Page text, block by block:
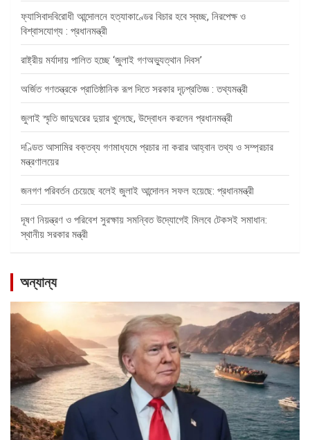
ফ্যাসিবাদবিরোধী আন্দোলনে হত্যাকাণ্ডের বিচার হবে স্বচ্ছ, নিরপেক্ষ ও
বিশ্বাসযোগ্য : প্রধানমন্ত্রী
রাষ্ট্রীয় মর্যাদায় পালিত হচ্ছে ‘জুলাই গণঅভ্যুত্থান দিবস’
অর্জিত গণতন্ত্রকে প্রাতিষ্ঠানিক রূপ দিতে সরকার দৃঢ়প্রতিজ্ঞ : তথ্যমন্ত্রী
জুলাই স্মৃতি জাদুঘরের দুয়ার খুলেছে, উদ্বোধন করলেন প্রধানমন্ত্রী
দণ্ডিত আসামির বক্তব্য গণমাধ্যমে প্রচার না করার আহ্বান তথ্য ও সম্প্রচার
মন্ত্রণালয়ের
জনগণ পরিবর্তন চেয়েছে বলেই জুলাই আন্দোলন সফল হয়েছে: প্রধানমন্ত্রী
দূষণ নিয়ন্ত্রণ ও পরিবেশ সুরক্ষায় সমন্বিত উদ্যোগেই মিলবে টেকসই সমাধান:
স্থানীয় সরকার মন্ত্রী
অন্যান্য